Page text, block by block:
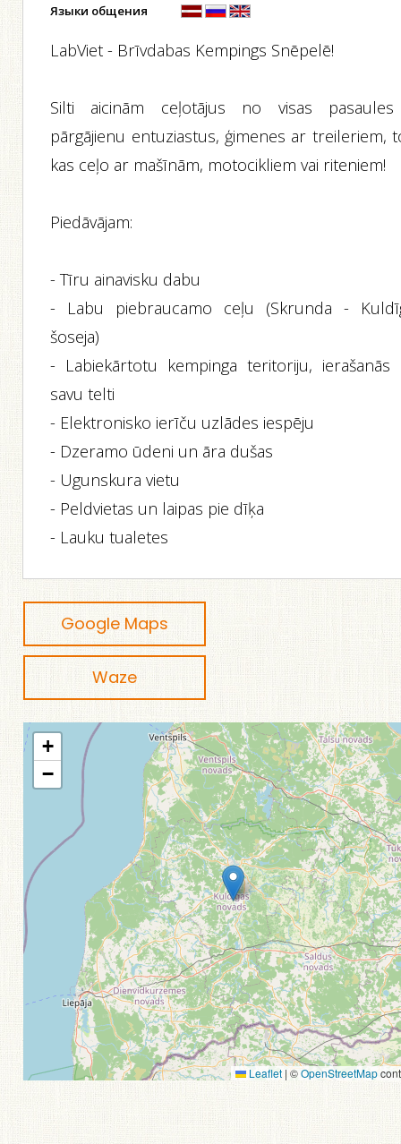
Языки общения
LabViet - Brīvdabas Kempings Snēpelē!
Silti aicinām ceļotājus no visas
pārgājienu entuziastus, ģimenes ar treileriem,
kas ceļo ar mašīnām, motocikliem vai riteniem!
Piedāvājam:
- Tīru ainavisku dabu
- Labu piebraucamo ceļu (Skrunda -
šoseja)
- Labiekārtotu kempinga teritoriju, ierašanās
savu telti
- Elektronisko ierīču uzlādes iespēju
- Dzeramo ūdeni un āra dušas
- Ugunskura vietu
- Peldvietas un laipas pie dīķa
- Lauku tualetes
Google Maps
Waze
+
−
Leaflet | ©OpenStreetMap